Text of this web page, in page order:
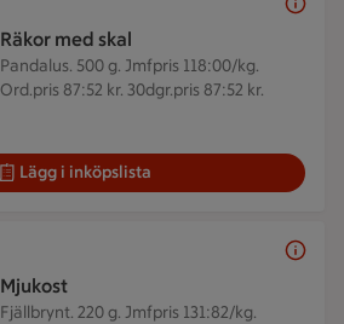
Räkor med skal
Pandalus. 500 g. Jmfpris 118:00/kg.
Ord.pris 87:52 kr. 30dgr.pris 87:52 kr.
Lägg i inköpslista
Mjukost
Fjällbrynt. 220 g. Jmfpris 131:82/kg.